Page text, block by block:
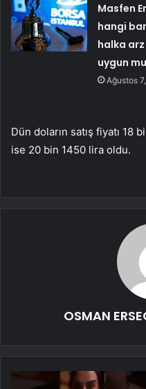
Masfen
hangi
halka arz
uygun
Ağustos
Dün doların satış fiyatı 18
ise 20 bin 1450 lira oldu.
OSMAN